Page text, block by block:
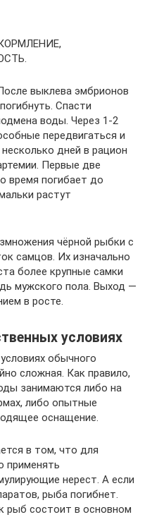
выклева эмбрионов
Спасти
воды. Через 1-2
передвигаться и
дней в рацион
Первые две
время погибает до
растут
чёрной рыбки с
самцов. Их изначально
более крупные самки
мужского пола. Выход —
в росте.
условиях
обычного
сложная. Как правило,
занимаются либо на
либо опытные
оснащение.
в том, что для
применять
нерест. А если
рыба погибнет.
рыб состоит в основном